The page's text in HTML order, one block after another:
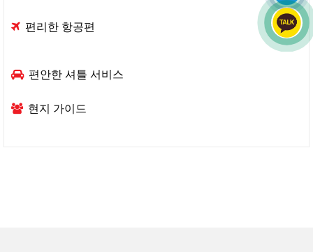
편리한 항공편
편안한 셔틀 서비스
현지 가이드